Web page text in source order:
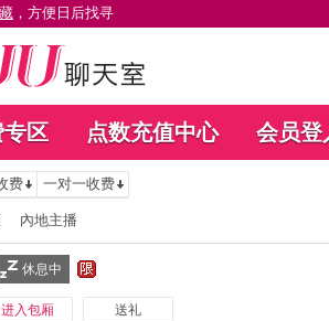
，方便日后找寻
区 点数充值中心 会员登
费 一对一收费
內地主播
休息中
进入包厢 送礼